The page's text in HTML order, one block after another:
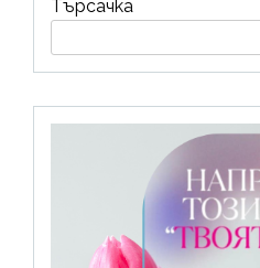
Търсачка